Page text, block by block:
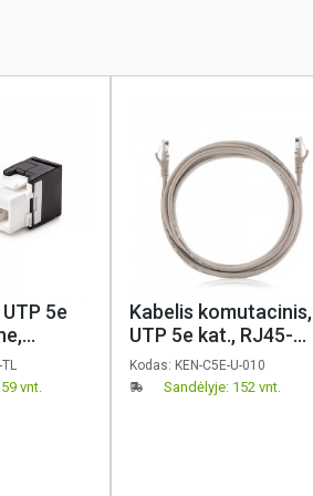
5e
be
TL
vnt.
Kabelis komutacinis,
UTP 5e kat., RJ45-
RJ45, 1m, pilkas,
KELine
Kodas: KEN-C5E-U-010
Sandėlyje: 152 vnt.